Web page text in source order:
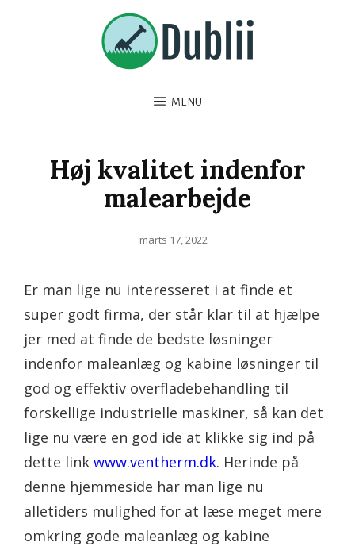
MENU
Høj kvalitet indenfor
malearbejde
Posted
marts 17, 2022
Er man lige nu interesseret i at finde et
super godt firma, der står klar til at hjælpe
jer med at finde de bedste løsninger
indenfor maleanlæg og kabine løsninger til
god og effektiv overfladebehandling til
forskellige industrielle maskiner, så kan det
lige nu være en god ide at klikke sig ind på
dette link www.ventherm.dk. Herinde på
denne hjemmeside har man lige nu
alletiders mulighed for at læse meget mere
omkring gode maleanlæg og kabine